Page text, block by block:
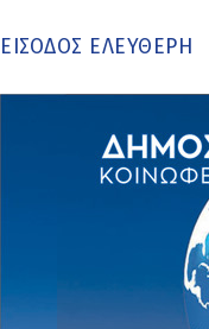
ΕΙΣΟΔΟΣ ΕΛΕΥΘΕΡΗ